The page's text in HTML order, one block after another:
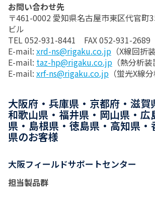
お問い合わせ先
〒461-0002 愛知県名古屋市東区代官
ビル
TEL 052-931-8441 FAX 052-931-2689
E-mail: xrd-ns@rigaku.co.jp （X線回折
E-mail: taz-hp@rigaku.co.jp （熱分析装
E-mail: xrf-ns@rigaku.co.jp （蛍光X線
大阪府・兵庫県・京都府・滋賀
和歌山県・福井県・岡山県・広
県・島根県・徳島県・高知県・
県のお客様
大阪フィールドサポートセンター
担当製品群